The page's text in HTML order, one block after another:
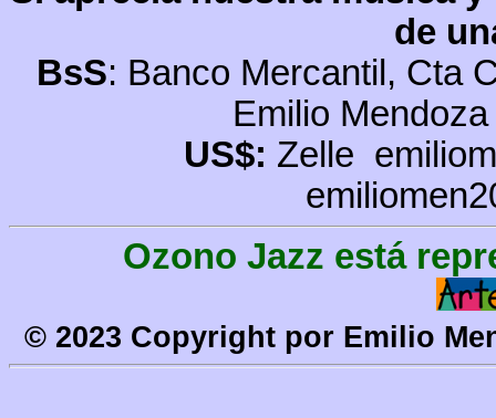
de
BsS: Banco Mercantil, Cta
Emilio
US$: Zelle
Ozono Jazz está
© 2023 Copyright por Emilio